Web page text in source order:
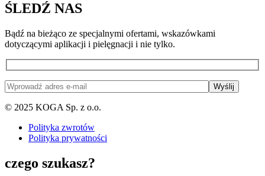
ŚLEDŹ NAS
Bądź na bieżąco ze specjalnymi ofertami, wskazówkami
dotyczącymi aplikacji i pielęgnacji i nie tylko.
© 2025 KOGA Sp. z o.o.
Polityka zwrotów
Polityka prywatności
czego szukasz?